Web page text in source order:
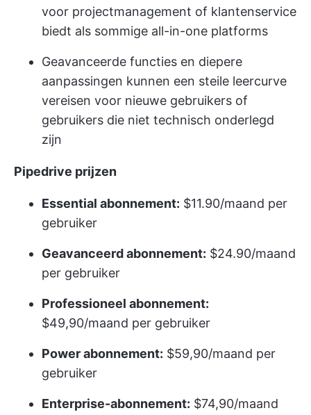
voor projectmanagement of klantenservice
biedt als sommige all-in-one platforms
Geavanceerde functies en diepere
aanpassingen kunnen een steile leercurve
vereisen voor nieuwe gebruikers of
gebruikers die niet technisch onderlegd
zijn
Pipedrive prijzen
Essential abonnement: $11.90/maand per
gebruiker
Geavanceerd abonnement: $24.90/maand
per gebruiker
Professioneel abonnement:
$49,90/maand per gebruiker
Power abonnement: $59,90/maand per
gebruiker
Enterprise-abonnement: $74,90/maand